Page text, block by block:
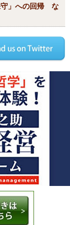
守」への回帰 な